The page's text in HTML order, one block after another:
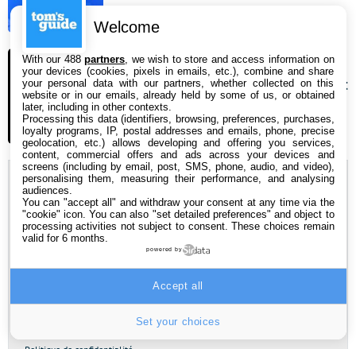
iPhone 18 Pro : pourquoi il sera
difficile de l’acheter à son lancement
en septembre
7 août 2026 09:36
Newsletter
Abonnez-vous à notre newsletter pour recevoir nos
dernières actus par mail !
Adresse
e-
mail
Welcome
With our 488partners , we wish to store and access information on
your devices (cookies, pixels in emails, etc.), combine and share
your personal data with our partners, whether collected on this
website or in our emails, already held by some of us, or obtained
later, including in other contexts.
Processing this data (identifiers, browsing, preferences, purchases,
loyalty programs, IP, postal addresses and emails, phone, precise
geolocation, etc.) allows developing and offering you services,
content, commercial offers and ads across your devices and
screens (including by email, post, SMS, phone, audio, and video),
personalising them, measuring their performance, and analysing
audiences.
You can "accept all" and withdraw your consent at any time via the
"cookie" icon. You can also "set detailed preferences" and object to
processing activities not subject to consent. These choices remain
valid for 6 months.
powered by
Set your choices
Accept all